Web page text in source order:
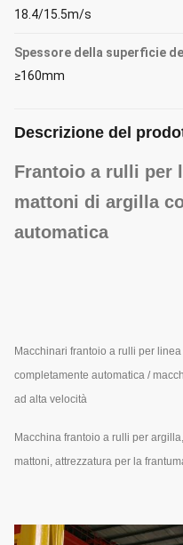
18.4/15.5m/s
Spessore della superficie
≥160mm
Descrizione del
Frantoio a rulli per
mattoni di argilla
automatica
Macchinari frantoio a rulli per
completamente automatica /
ad alta velocità
Macchina frantoio a rulli per
mattoni, attrezzatura per la